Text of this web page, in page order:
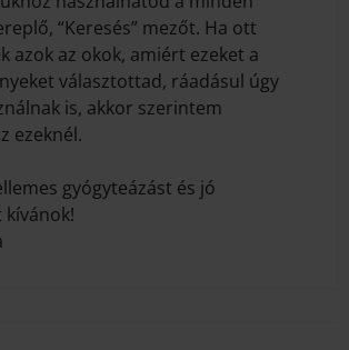
“Keresés” mezőt. Ha ott
azok az okok, amiért ezeket a
választottad, ráadásul úgy
is, akkor szerintem
ezeknél.
gyógyteázást és jó
kívánok!